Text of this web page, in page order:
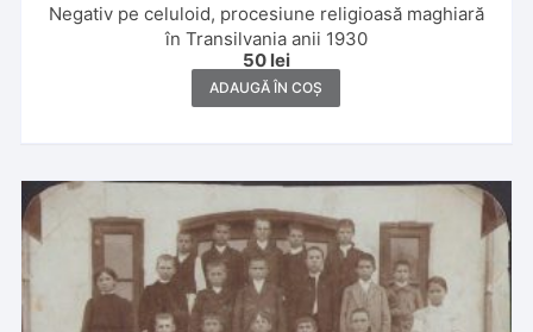
Negativ pe celuloid, procesiune religioasă maghiară
în Transilvania anii 1930
50 lei
ADAUGĂ ÎN COȘ